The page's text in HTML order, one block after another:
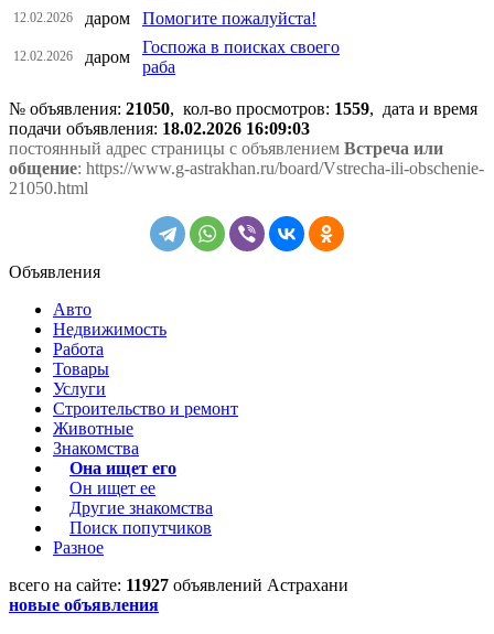
12.02.2026 даром Помогите пожалуйста!
12.02.2026 даром
Госпожа в поисках своего
раба
№ объявления: 21050, кол-во просмотров: 1559, дата и время
подачи объявления: 18.02.2026 16:09:03
постоянный адрес страницы с объявлением Встреча или
общение: https://www.g-astrakhan.ru/board/Vstrecha-ili-obschenie-
21050.html
Объявления
Авто
Недвижимость
Работа
Товары
Услуги
Строительство и ремонт
Животные
Знакомства
Она ищет его
Он ищет ее
Другие знакомства
Поиск попутчиков
Разное
всего на сайте: 11927 объявлений Астрахани
новые объявления